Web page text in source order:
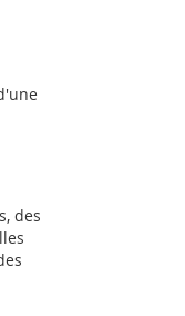
des